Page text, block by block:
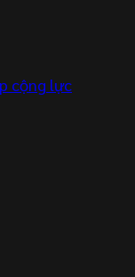
cộng lực